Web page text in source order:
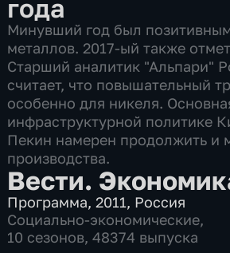
года
Минувший год был
металлов. 2017-ый также
Старший аналитик "Альпари"
считает, что повышательный
особенно для никеля.
инфраструктурной политике
Пекин намерен продолжить и
производства.
Вести.
Программа,2011, Россия
Социально-экономические,
10 сезонов, 48374 выпуска